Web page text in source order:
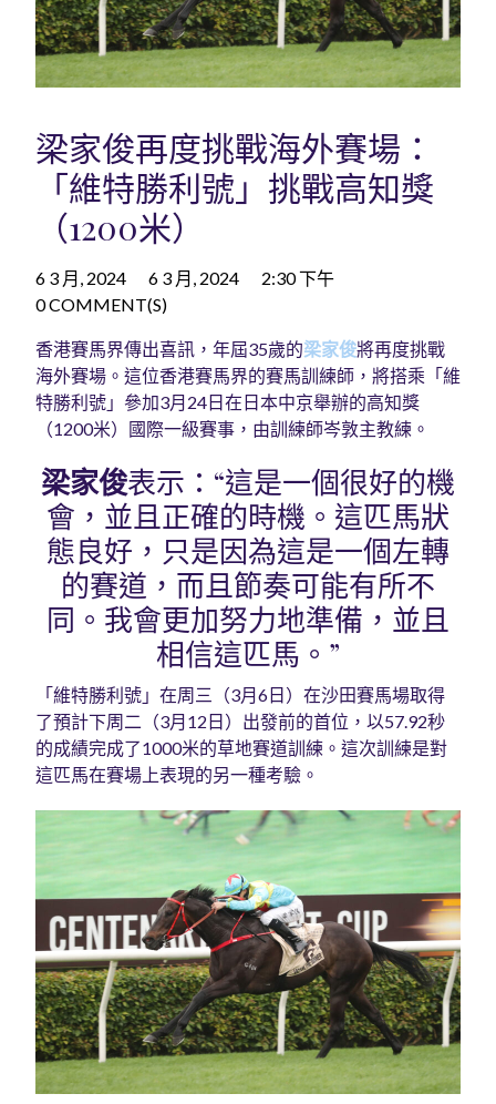
梁家俊再度挑戰海外賽場：
「維特勝利號」挑戰高知獎
（1200米）
6 3 月, 2024 6 3 月, 2024
2:30 下午
0 COMMENT(S)
香港賽馬界傳出喜訊，年屆35歲的梁家俊將再度挑戰
海外賽場。這位香港賽馬界的賽馬訓練師，將搭乘「維
特勝利號」參加3月24日在日本中京舉辦的高知獎
（1200米）國際一級賽事，由訓練師岑敦主教練。
梁家俊表示：“這是一個很好的機
會，並且正確的時機。這匹馬狀
態良好，只是因為這是一個左轉
的賽道，而且節奏可能有所不
同。我會更加努力地準備，並且
相信這匹馬。”
「維特勝利號」在周三（3月6日）在沙田賽馬場取得
了預計下周二（3月12日）出發前的首位，以57.92秒
的成績完成了1000米的草地賽道訓練。這次訓練是對
這匹馬在賽場上表現的另一種考驗。